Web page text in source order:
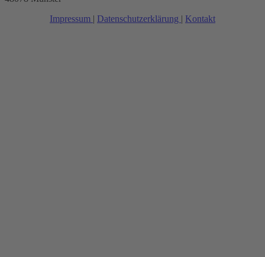
Impressum | Datenschutzerklärung | Kontakt